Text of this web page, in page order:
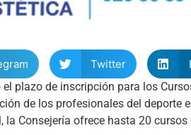
Twitter
plazo de inscripción para los
de los profesionales del deporte
Consejería ofrece hasta 20